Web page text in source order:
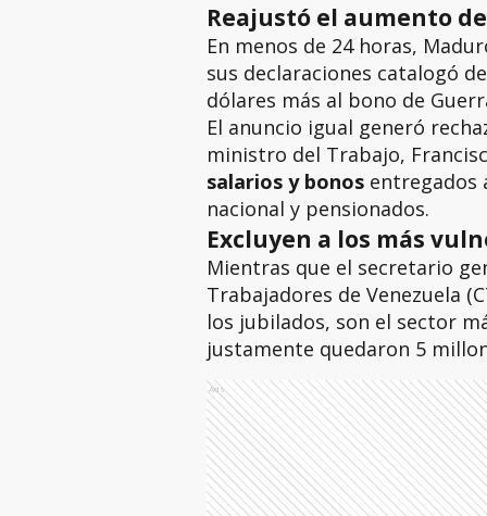
Reajustó el aumento
En menos de 24 horas,
sus declaraciones catalogó
dólares más al bono de
El anuncio igual generó
ministro del Trabajo,
salarios y bonosentregados
nacional y pensionados.
Excluyen a los más
Mientras que el secretario
Trabajadores de Venezuela
los jubilados, son el sector
justamente quedaron 5
Ads